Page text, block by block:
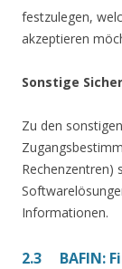
festzulegen,
akzeptieren
Sonstige
Zu den
Rechenzentren)
Informationen.
2.3 BAFIN: